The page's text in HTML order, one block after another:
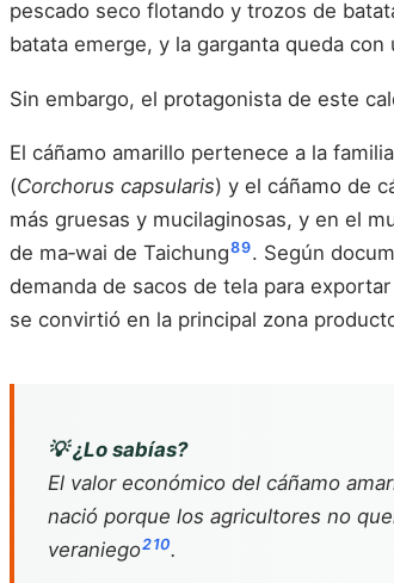
pescado seco flotando y trozos de
batata emerge, y la garganta queda
Sin embargo, el protagonista de este
El cáñamo amarillo pertenece a la
(Corchorus capsularis) y el cáñamo de
más gruesas y mucilaginosas, y en el
de ma‑wai de Taichung89. Según
demanda de sacos de tela para
se convirtió en la principal zona
💡 ¿Lo sabías?
El valor económico del cáñamo
nació porque los agricultores no
veraniego210.